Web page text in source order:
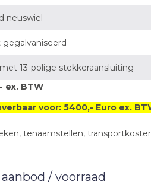
neuswiel
gegalvaniseerd
13-polige stekkeraansluiting
ex. BTW
voor: 5400,- Euro ex.
tenaamstellen,
/ voorraad